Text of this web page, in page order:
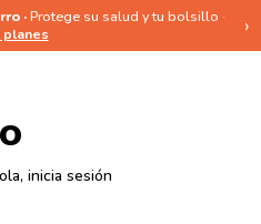
·Protege su salud y tu bolsillo ·
planes
›
inicia sesión